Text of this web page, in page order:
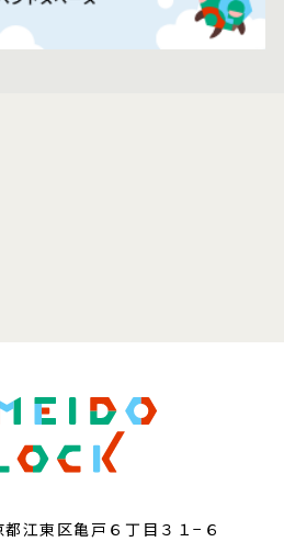
江東区亀戸６丁目３１−６